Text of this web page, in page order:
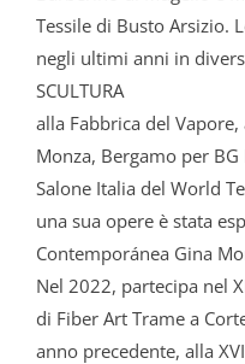
Tessile di Busto Arsizio.
negli ultimi anni in
SCULTURA
alla Fabbrica del
Monza, Bergamo per
Salone Italia del World
una sua opere è stata
Contemporánea Gina
Nel 2022, partecipa nel
di Fiber Art Trame a
anno precedente, alla